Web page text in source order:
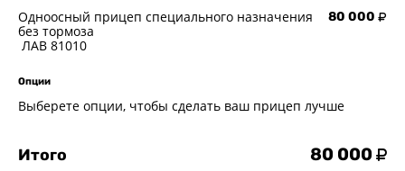
Одноосный прицеп специального назначения
без тормоза
ЛАВ 81010
80 000
Опции
Выберете опции, чтобы сделать ваш прицеп лучше
Итого 80 000